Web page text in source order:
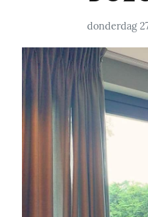
donderdag